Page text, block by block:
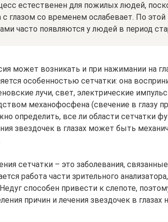
естественен для пожилых людей,
с глазом со временем ослабевает. По
часто появляются у людей в период
может возникать и при нажимании на
особенностью сетчатки: она
лучи, свет, электрические
механофосфена (свечение в глазу
определить, все ли области сетчатки
звездочек в глазах может быть
сетчатки – это заболевания,
работа части зрительного
способен привести к слепоте,
причин и лечения звездочек в